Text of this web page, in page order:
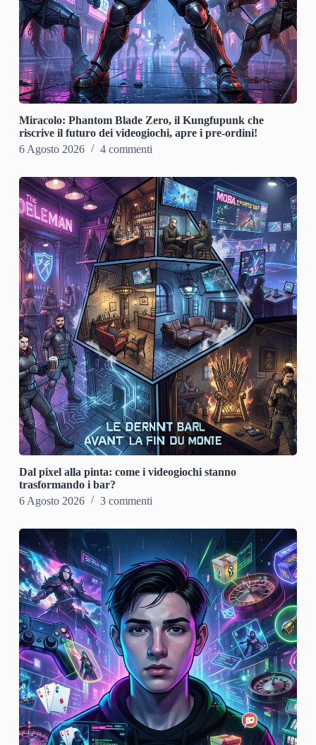
Miracolo: Phantom Blade Zero, il Kungfupunk che
riscrive il futuro dei videogiochi, apre i pre-ordini!
6 Agosto 2026
4 commenti
Dal pixel alla pinta: come i videogiochi stanno
trasformando i bar?
6 Agosto 2026
3 commenti